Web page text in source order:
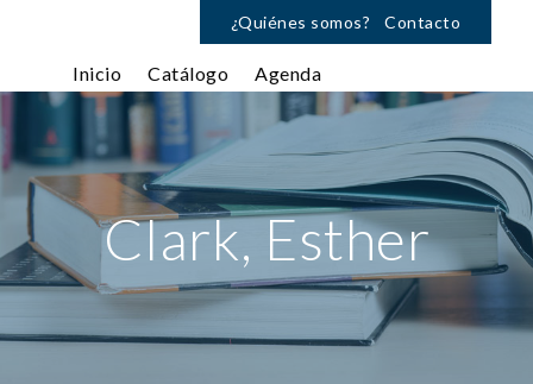
¿Quiénes somos? Contacto
Inicio Catálogo Agenda
Clark, Esther